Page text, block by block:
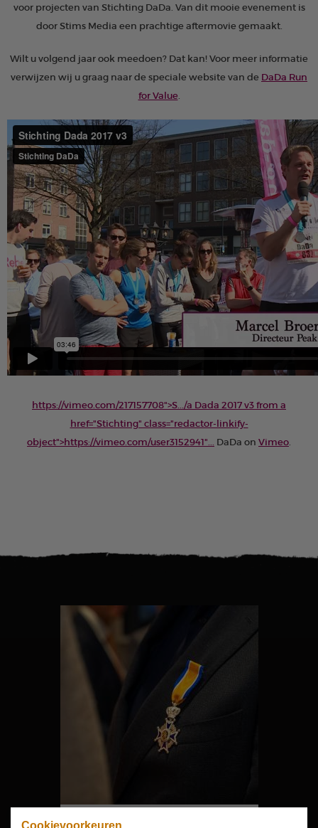
Cookievoorkeuren
voor projecten van Stichting DaDa. Van dit mooie evenement is
door Stims Media een prachtige aftermovie gemaakt.
Wilt u volgend jaar ook meedoen? Dat kan! Voor meer informatie
verwijzen wij u graag naar de speciale website van de DaDa Run
for Value.
https://vimeo.com/217157708">S.../a Dada 2017 v3 from a
href="Stichting" class="redactor-linkify-
object">https://vimeo.com/user3152941"... DaDa on Vimeo.